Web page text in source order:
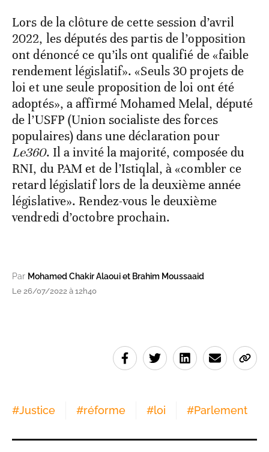
Lors de la clôture de cette session d’avril
2022, les députés des partis de l’opposition
ont dénoncé ce qu’ils ont qualifié de «faible
rendement législatif». «Seuls 30 projets de
loi et une seule proposition de loi ont été
adoptés», a affirmé Mohamed Melal, député
de l’USFP (Union socialiste des forces
populaires) dans une déclaration pour
Le360. Il a invité la majorité, composée du
RNI, du PAM et de l’Istiqlal, à «combler ce
retard législatif lors de la deuxième année
législative». Rendez-vous le deuxième
vendredi d’octobre prochain.
Par Mohamed Chakir Alaoui et Brahim Moussaaid
Le 26/07/2022 à 12h40
#Justice #réforme #loi #Parlement